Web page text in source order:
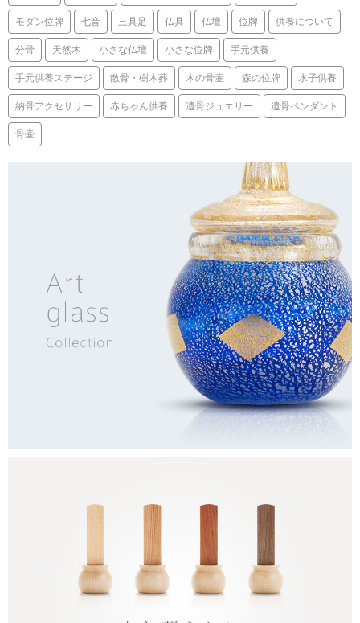
モダン位牌 七音 三具足 仏具 仏壇 位牌 供養について
分骨 天然木 小さな仏壇 小さな位牌 手元供養
手元供養ステージ 散骨・樹木葬 木の骨壷 森の位牌 水子供養
納骨アクセサリー 赤ちゃん供養 遺骨ジュエリー 遺骨ペンダント
骨壷